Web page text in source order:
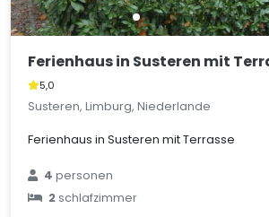
Ferienhaus in Susteren mit
5,0
Susteren, Limburg, Niederlande
Ferienhaus in Susteren mit Terrasse
4personen
2schlafzimmer